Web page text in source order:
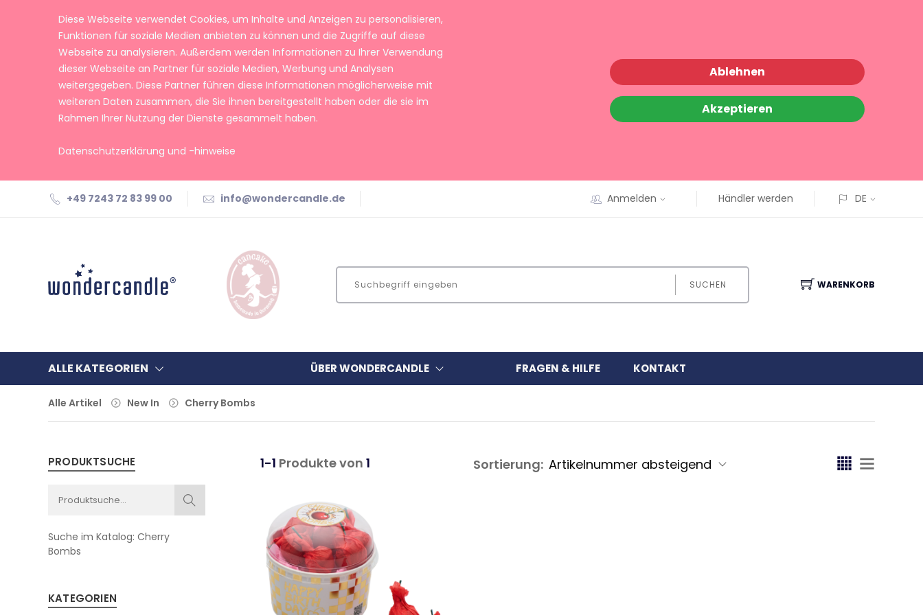
Diese Webseite verwendet Cookies, um Inhalte und Anzeigen zu personalisieren,
Funktionen für soziale Medien anbieten zu können und die Zugriffe auf diese
Webseite zu analysieren. Außerdem werden Informationen zu Ihrer Verwendung
dieser Webseite an Partner für soziale Medien, Werbung und Analysen
weitergegeben. Diese Partner führen diese Informationen möglicherweise mit
weiteren Daten zusammen, die Sie ihnen bereitgestellt haben oder die sie im
Rahmen Ihrer Nutzung der Dienste gesammelt haben.
Datenschutzerklärung und -hinweise
Ablehnen
Akzeptieren
+49 7243 72 83 99 00 info@wondercandle.de Anmelden Händler werden DE
SUCHEN WARENKORB
ALLE KATEGORIEN ÜBER WONDERCANDLE FRAGEN & HILFE KONTAKT
Alle Artikel New In Cherry Bombs
PRODUKTSUCHE
Suche im Katalog: Cherry
Bombs
KATEGORIEN
1-1 Produkte von 1 Sortierung: